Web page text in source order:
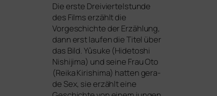
Die ers­te Dreiviertelstunde
des Films erzählt die
Vorgeschichte der Erzählung,
dann erst lau­fen die Titel über
das Bild. Yûsuke (Hidetoshi
Nishijima) und sei­ne Frau Oto
(Reika Kirishima) hat­ten gera­
de Sex, sie erzählt eine